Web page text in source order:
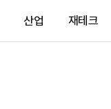
산업 재테크